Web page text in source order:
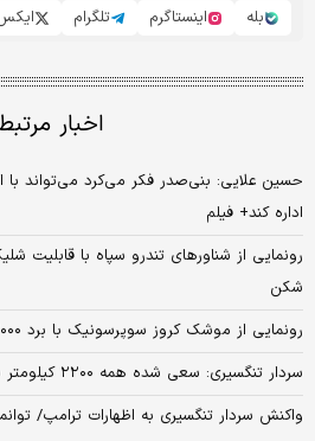
بله
اینستاگرم تلگرام
اخبار
حسین علایی: بنی‌صدر فکر می‌کرد می‌تواند
اداره کند+ فیلم
رونمایی از شناورهای تندرو سپاه با
شکن
رونمایی از موشک کروز سوپرسونیک با برد ۲۰۰۰ کیلومتر
سردار تنگسیری: سعی شده همه ۲۲۰۰ کیلومتر ساحل ایران مسلح شود+‌ فیلم
واکنش سردار تنگسیری به اظهارات ترامپ/